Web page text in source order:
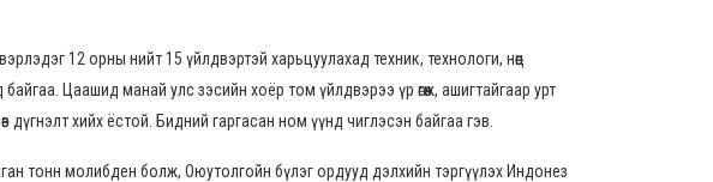
12 орны нийт 15 үйлдвэртэй харьцуулахад техник, технологи, нөөц
Цаашид манай улс зэсийн хоёр том үйлдвэрээ үр өгөөж, ашигтайгаар урт
хийх ёстой. Бидний гаргасан ном үүнд чиглэсэн байгаа гэв.
тонн молибден болж, Оюутолгойн бүлэг ордууд дэлхийн тэргүүлэх Индонез